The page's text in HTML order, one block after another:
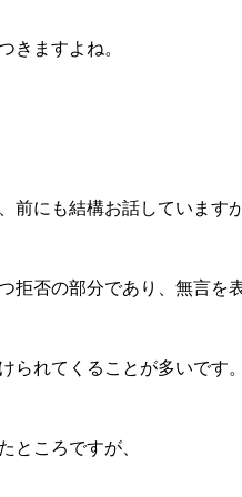
きますよね。
前にも結構お話していますが
否の部分であり、無言を
られてくることが多いです。
ところですが、